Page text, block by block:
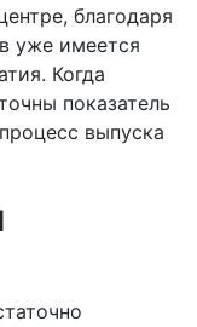
благодаря
уже имеется
Когда
показатель
выпуска